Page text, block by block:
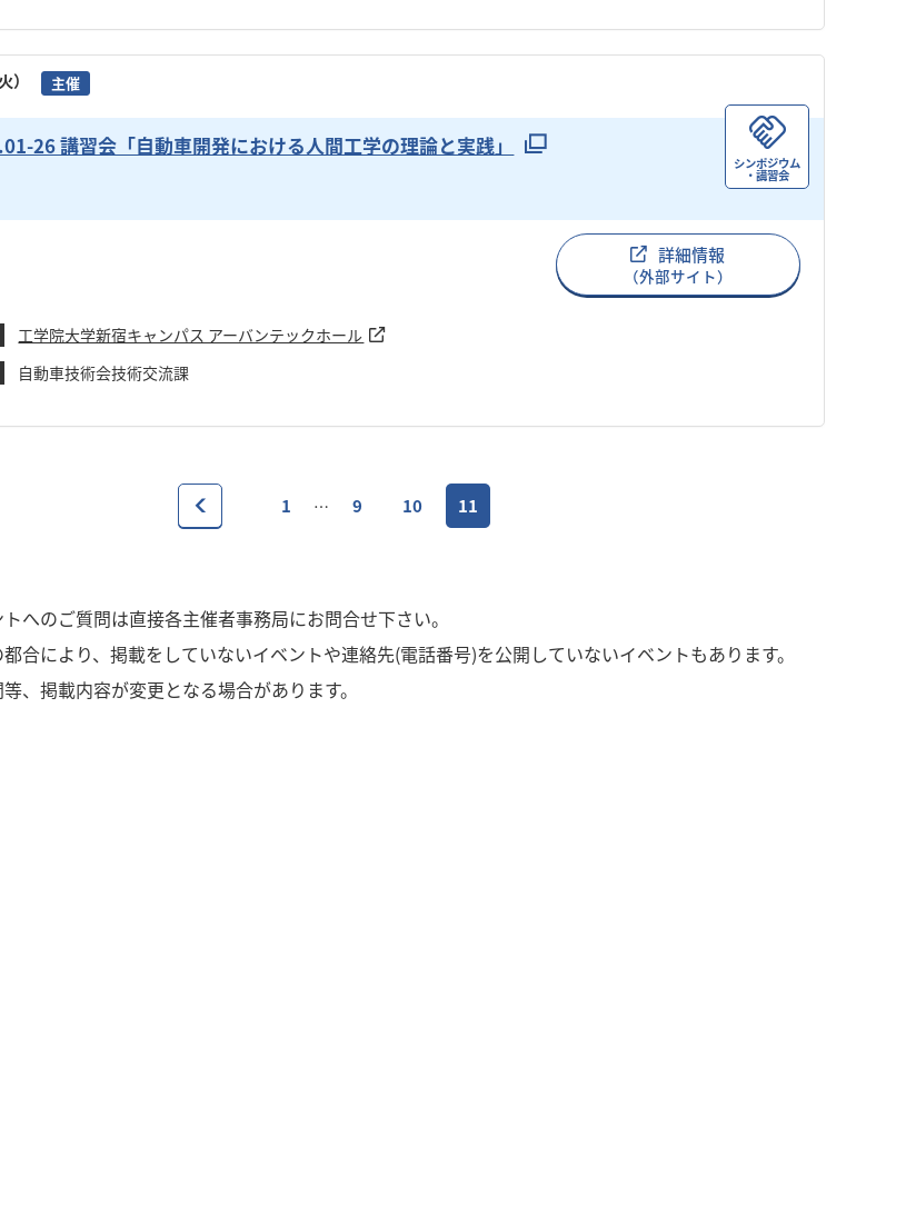
） 主催
26 講習会「自動車開発における人間工学の理論と実践」
シンポジウム
・講習会
詳細情報
（外部サイト）
工学院大学新宿キャンパス アーバンテックホール
自動車技術会技術交流課
1 … 9 10 11
へのご質問は直接各主催者事務局にお問合せ下さい。
合により、掲載をしていないイベントや連絡先(電話番号)を公開していないイベントもあります。
、掲載内容が変更となる場合があります。